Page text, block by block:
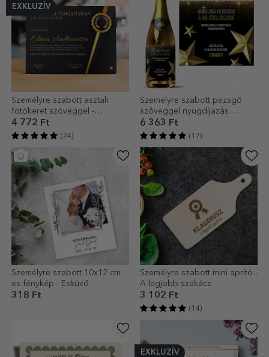
EXKLUZÍV
Személyre szabott asztali
fotókeret szöveggel -
Kiválósági tanúsítvány
4 772 Ft
(24)
Személyre szabott pezsgő
szöveggel nyugdíjazás
alkalmából
6 363 Ft
(17)
Személyre szabott 10x12 cm-
es fénykép - Esküvő
318 Ft
Személyre szabott mini aprító -
A legjobb szakács
3 102 Ft
(14)
EXKLUZÍV